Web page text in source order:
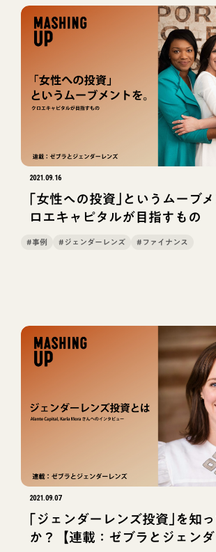
TAG
タグ
#ゼブラ的投
#NEWS
#
#0次産業を考える
#考え方
#地域型インパクト投
#インパクトジャーニーレポート
#投資
#官民連携
#ゼブラ的投資
#ジェ
#Exit to Community
#
#ジェンダードイノベーシ
#ジェンダーレンズ
#
#ゼブラとは
#経営
#入社エ
#Z＆C出資先イン
#Zebras
#インタビュー
#海外トレンド
2021.09.16
｢女性への投資｣というムーブ
ロエキャピタルが目指すもの
#事例 #ジェンダーレンズ #ファイナンス
2021.09.07
｢ジェンダーレンズ投資｣を知
か？【連載：ゼブラとジェンダ